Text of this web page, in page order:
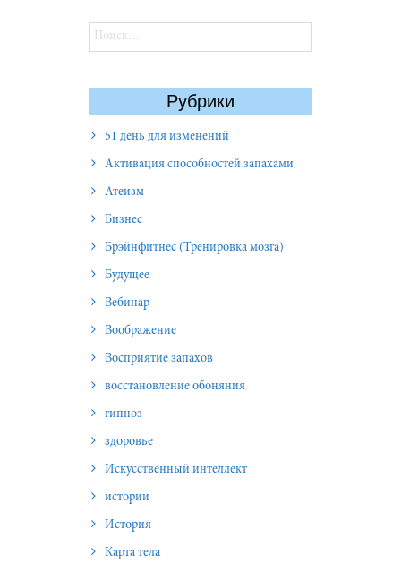
Найти:
Рубрики
51 день для изменений
Активация способностей запахами
Атеизм
Бизнес
Брэйнфитнес (Тренировка мозга)
Будущее
Вебинар
Воображение
Восприятие запахов
восстановление обоняния
гипноз
здоровье
Искусственный интеллект
истории
История
Карта тела